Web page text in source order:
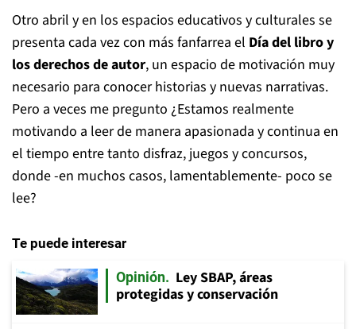
Otro abril y en los espacios educativos y culturales se
presenta cada vez con más fanfarrea el Día del libro y
los derechos de autor, un espacio de motivación muy
necesario para conocer historias y nuevas narrativas.
Pero a veces me pregunto ¿Estamos realmente
motivando a leer de manera apasionada y continua en
el tiempo entre tanto disfraz, juegos y concursos,
donde -en muchos casos, lamentablemente- poco se
lee?
Te puede interesar
Opinión
Ley SBAP, áreas
protegidas y conservación